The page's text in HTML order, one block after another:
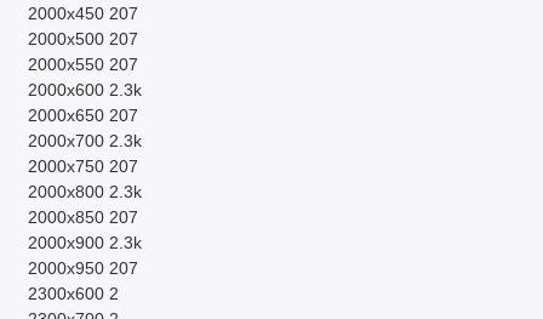
2000х450 207
2000х500 207
2000х550 207
2000х600 2.3k
2000х650 207
2000х700 2.3k
2000х750 207
2000х800 2.3k
2000х850 207
2000х900 2.3k
2000х950 207
2300х600 2